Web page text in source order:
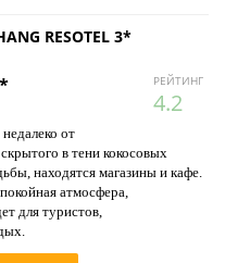
RESOTEL 3*
РЕЙТИНГ
4.2
от
в тени кокосовых
находятся магазины и кафе.
атмосфера,
для туристов,